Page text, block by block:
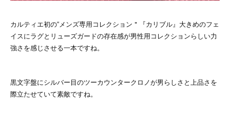
カルティエ初の“メンズ専用コレクション＂『カリブル』大きめのフェ
イスにラグとリューズガードの存在感が男性用コレクションらしい力
強さを感じさせる一本ですね。
黒文字盤にシルバー目のツーカウンタークロノが男らしさと上品さを
際立たせていて素敵ですね。